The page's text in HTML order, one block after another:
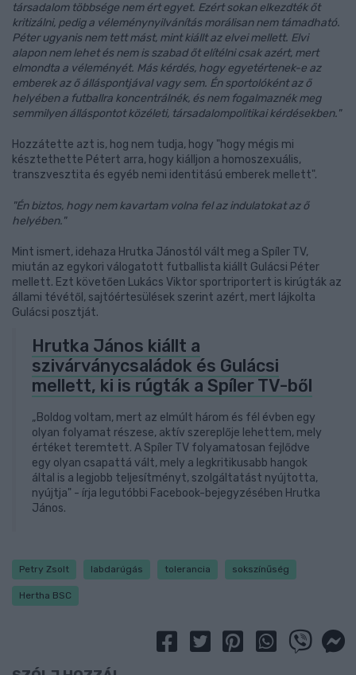
társadalom többsége nem ért egyet. Ezért sokan elkezdték őt
kritizálni, pedig a véleménynyilvánítás morálisan nem támadható.
Péter ugyanis nem tett mást, mint kiállt az elvei mellett. Elvi
alapon nem lehet és nem is szabad őt elítélni csak azért, mert
elmondta a véleményét. Más kérdés, hogy egyetértenek-e az
emberek az ő álláspontjával vagy sem. Én sportolóként az ő
helyében a futballra koncentrálnék, és nem fogalmaznék meg
semmilyen álláspontot közéleti, társadalompolitikai kérdésekben."
Hozzátette azt is, hog nem tudja, hogy "hogy mégis mi
késztethette Pétert arra, hogy kiálljon a homoszexuális,
transzvesztita és egyéb nemi identitású emberek mellett".
"Én biztos, hogy nem kavartam volna fel az indulatokat az ő
helyében."
Mint ismert, idehaza Hrutka Jánostól vált meg a Spíler TV,
miután az egykori válogatott futballista kiállt Gulácsi Péter
mellett. Ezt követően Lukács Viktor sportriportert is kirúgták az
állami tévétől, sajtóértesülések szerint azért, mert lájkolta
Gulácsi posztját.
Hrutka János kiállt a
szivárványcsaládok és Gulácsi
mellett, ki is rúgták a Spíler TV-ből
„Boldog voltam, mert az elmúlt három és fél évben egy
olyan folyamat részese, aktív szereplője lehettem, mely
értéket teremtett. A Spíler TV folyamatosan fejlődve
egy olyan csapattá vált, mely a legkritikusabb hangok
által is a legjobb teljesítményt, szolgáltatást nyújtotta,
nyújtja" - írja legutóbbi Facebook-bejegyzésében Hrutka
János.
Petry Zsolt labdarúgás tolerancia sokszínűség
Hertha BSC